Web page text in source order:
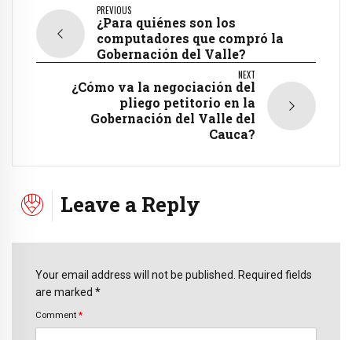
PREVIOUS
¿Para quiénes son los
computadores que compró la
Gobernación del Valle?
NEXT
¿Cómo va la negociación del
pliego petitorio en la
Gobernación del Valle del
Cauca?
Leave a Reply
Your email address will not be published. Required fields
are marked *
Comment *